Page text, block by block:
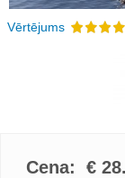
Vērtējums
Cena: €